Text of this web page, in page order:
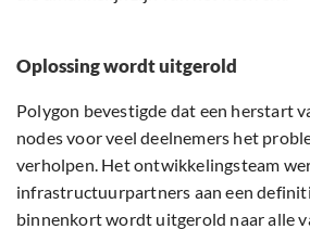
Oplossing wordt uitgerold
Polygon bevestigde dat een herstart
nodes voor veel deelnemers het
verholpen. Het ontwikkelingsteam
infrastructuurpartners aan een
binnenkort wordt uitgerold naar alle